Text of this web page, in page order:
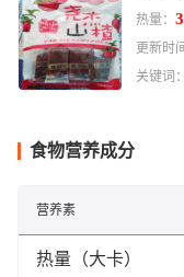
热量：
更新时
关键词：
食物营养成分
营养素
热量（大卡）